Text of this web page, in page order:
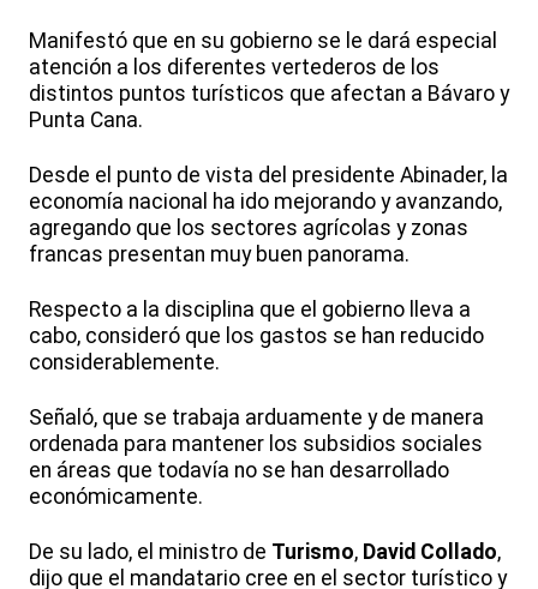
Manifestó que en su gobierno se le dará especial
atención a los diferentes vertederos de los
distintos puntos turísticos que afectan a Bávaro y
Punta Cana.
Desde el punto de vista del presidente Abinader, la
economía nacional ha ido mejorando y avanzando,
agregando que los sectores agrícolas y zonas
francas presentan muy buen panorama.
Respecto a la disciplina que el gobierno lleva a
cabo, consideró que los gastos se han reducido
considerablemente.
Señaló, que se trabaja arduamente y de manera
ordenada para mantener los subsidios sociales
en áreas que todavía no se han desarrollado
económicamente.
De su lado, el ministro de Turismo, David Collado,
dijo que el mandatario cree en el sector turístico y